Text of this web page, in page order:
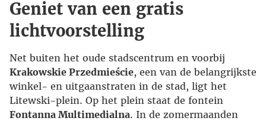
Geniet van een gratis
lichtvoorstelling
Net buiten het oude stadscentrum en voorbij
Krakowskie Przedmieście, een van de belangrijkste
winkel- en uitgaanstraten in de stad, ligt het
Litewski-plein. Op het plein staat de fontein
Fontanna Multimedialna. In de zomermaanden